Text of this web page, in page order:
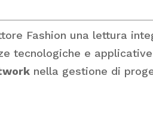
Fashion una lettura
tecnologiche e
nella gestione di